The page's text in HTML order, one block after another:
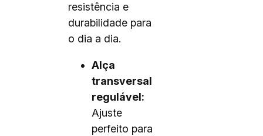
resistência e
durabilidade para
o dia a dia.
Alça
transversal
regulável:
Ajuste
perfeito para